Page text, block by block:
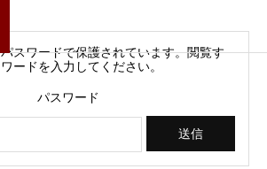
スワードで保護されています。閲覧す
ードを入力してください。
パスワード